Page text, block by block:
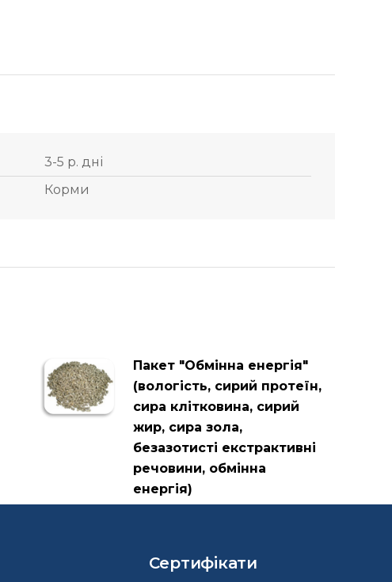
3-5 р. дні
Корми
Пакет "Обмінна енергія"
(вологість, сирий протеїн,
сира клітковина, сирий
жир, сира зола,
безазотисті екстрактивні
речовини, обмінна
енергія)
Сертифікати